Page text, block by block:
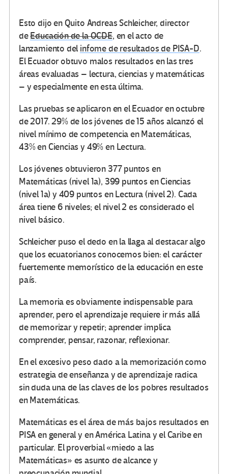
Esto dijo en Quito Andreas Schleicher, director
deEducación de la OCDE, en el acto de
lanzamiento del infome de resultados de PISA-D.
El Ecuador obtuvo malos resultados en las tres
áreas evaluadas – lectura, ciencias y matemáticas
– y especialmente en esta última.
Las pruebas se aplicaron en el Ecuador en octubre
de 2017. 29% de los jóvenes de 15 años alcanzó el
nivel mínimo de competencia en Matemáticas,
43% en Ciencias y 49% en Lectura.
Los jóvenes obtuvieron 377 puntos en
Matemáticas (nivel 1a), 399 puntos en Ciencias
(nivel 1a) y 409 puntos en Lectura (nivel 2). Cada
área tiene 6 niveles; el nivel 2 es considerado el
nivel básico.
Schleicher puso el dedo en la llaga al destacar algo
que los ecuatorianos conocemos bien: el carácter
fuertemente memorístico de la educación en este
país.
La memoria es obviamente indispensable para
aprender, pero el aprendizaje requiere ir más allá
de memorizar y repetir; aprender implica
comprender, pensar, razonar, reflexionar.
En el excesivo peso dado a la memorización como
estrategia de enseñanza y de aprendizaje radica
sin duda una de las claves de los pobres resultados
en Matemáticas.
Matemáticas es el área de más bajos resultados en
PISA en general y en América Latina y el Caribe en
particular. El proverbial «miedo a las
Matemáticas» es asunto de alcance y